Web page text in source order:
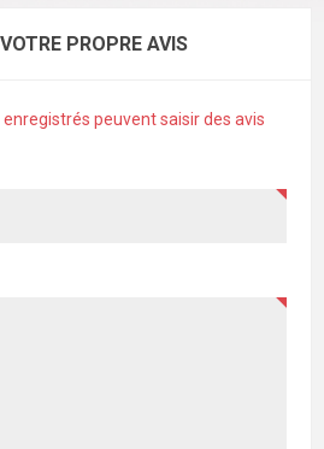
PROPRE AVIS
peuvent saisir des avis